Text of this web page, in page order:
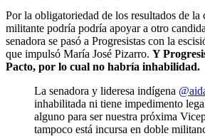
Por la obligatoriedad de los resultados de la
militante podría podría apoyar a otro
senadora se pasó a Progresistas con la
que impulsó María José Pizarro. Y
Pacto, por lo cual no habría inhabilidad.
La senadora y lideresa indígena
inhabilitada ni tiene impedimento
alguno para ser nuestra próxima
tampoco está incursa en doble